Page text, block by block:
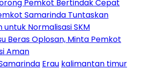
Pemkot Bertindak Cepat
Samarinda Tuntaskan
untuk Normalisasi SKM
Beras Oplosan, Minta Pemkot
Aman
Erau kalimantan timur